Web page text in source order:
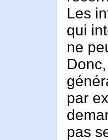
Les
qui
ne
par
pas